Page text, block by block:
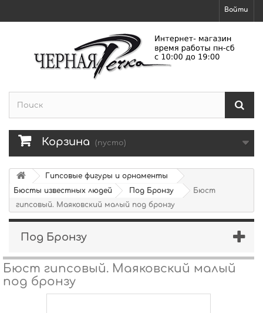
Войти
Корзина (пусто)
Гипсовые фигуры и орнаменты
Бюсты известных людей
Под Бронзу
Бюст
гипсовый. Маяковский малый под бронзу
Под Бронзу
Бюст гипсовый. Маяковский малый
под бронзу